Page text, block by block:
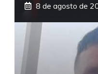
8 de agosto de